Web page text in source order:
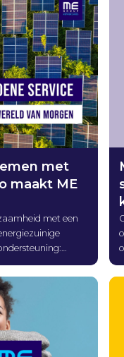
met
maakt ME
met een